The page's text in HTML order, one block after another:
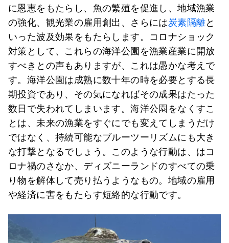
に恩恵をもたらし、魚の繁殖を促進し、地域漁業
の強化、観光業の雇用創出、さらには炭素隔離と
いった波及効果をもたらします。コロナショック
対策として、これらの海洋公園を漁業産業に開放
すべきとの声もありますが、これは愚かな考えで
す。海洋公園は成熟に数十年の時を必要とする長
期投資であり、その気になればその成果はたった
数日で失われてしまいます。海洋公園をなくすこ
とは、未来の漁業をすぐにでも変えてしまうだけ
ではなく、持続可能なブルーツーリズムにも大き
な打撃となるでしょう。このような行動は、はコ
ロナ禍のさなか、ディズニーランドのすべての乗
り物を解体して売り払うようなもの。地域の雇用
や経済に害をもたらす短絡的な行動です。